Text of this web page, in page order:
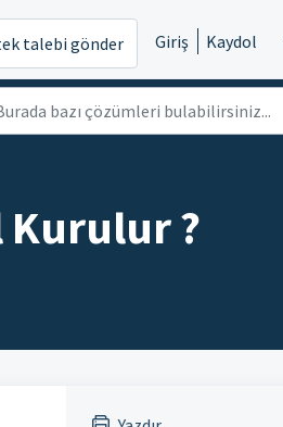
talebi gönder Giriş Kaydol
Kurulur ?